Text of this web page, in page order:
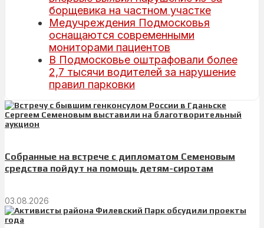
борщевика на частном участке
Медучреждения Подмосковья
оснащаются современными
мониторами пациентов
В Подмосковье оштрафовали более
2,7 тысячи водителей за нарушение
правил парковки
Собранные на встрече с дипломатом Семеновым
средства пойдут на помощь детям-сиротам
03.08.2026